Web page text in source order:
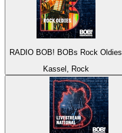
RADIO BOB! BOBs Rock Oldies
Kassel, Rock